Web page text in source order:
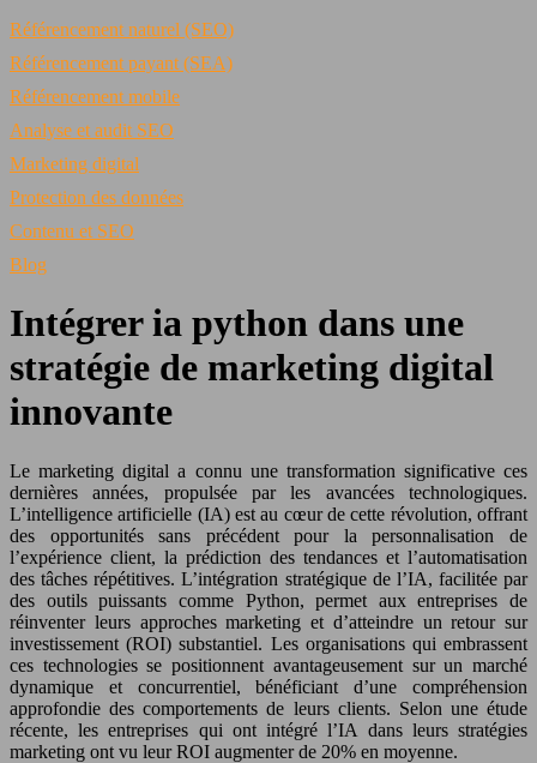
Référencement naturel (SEO)
Référencement payant (SEA)
Référencement mobile
Analyse et audit SEO
Marketing digital
Protection des données
Contenu et SEO
Blog
Intégrer ia python dans une
stratégie de marketing digital
innovante
Le marketing digital a connu une transformation significative ces
dernières années, propulsée par les avancées technologiques.
L’intelligence artificielle (IA) est au cœur de cette révolution, offrant
des opportunités sans précédent pour la personnalisation de
l’expérience client, la prédiction des tendances et l’automatisation
des tâches répétitives. L’intégration stratégique de l’IA, facilitée par
des outils puissants comme Python, permet aux entreprises de
réinventer leurs approches marketing et d’atteindre un retour sur
investissement (ROI) substantiel. Les organisations qui embrassent
ces technologies se positionnent avantageusement sur un marché
dynamique et concurrentiel, bénéficiant d’une compréhension
approfondie des comportements de leurs clients. Selon une étude
récente, les entreprises qui ont intégré l’IA dans leurs stratégies
marketing ont vu leur ROI augmenter de 20% en moyenne.